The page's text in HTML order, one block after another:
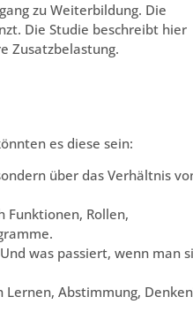
zu Weiterbildung. Die
Die Studie beschreibt hier
Zusatzbelastung.
es diese sein:
über das Verhältnis
Funktionen, Rollen,
was passiert, wenn man
Abstimmung,